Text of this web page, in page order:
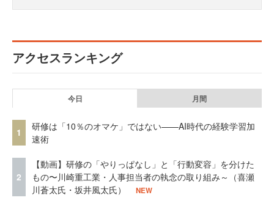
アクセスランキング
今日 月間
1
研修は「10％のオマケ」ではない——AI時代の経験学習加
速術
2
【動画】研修の「やりっぱなし」と「行動変容」を分けた
もの〜川崎重工業・人事担当者の執念の取り組み～（喜瀬
川蒼太氏・坂井風太氏）
NEW